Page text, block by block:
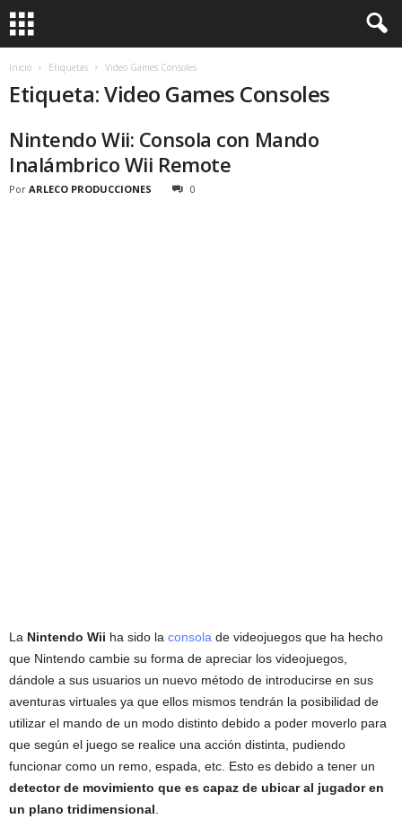
Inicio Etiquetas Video Games Consoles
Etiqueta: Video Games Consoles
Nintendo Wii: Consola con Mando
Inalámbrico Wii Remote
Por ARLECO PRODUCCIONES 0
La Nintendo Wii ha sido la consola de videojuegos que ha hecho
que Nintendo cambie su forma de apreciar los videojuegos,
dándole a sus usuarios un nuevo método de introducirse en sus
aventuras virtuales ya que ellos mismos tendrán la posibilidad de
utilizar el mando de un modo distinto debido a poder moverlo para
que según el juego se realice una acción distinta, pudiendo
funcionar como un remo, espada, etc. Esto es debido a tener un
detector de movimiento que es capaz de ubicar al jugador en
un plano tridimensional